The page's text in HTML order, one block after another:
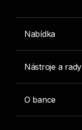
Nabídka
Nástroje a rady
O bance